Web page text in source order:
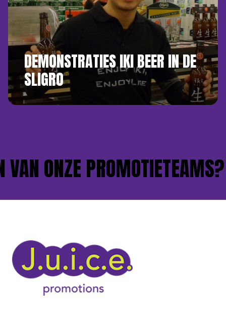
DEMONSTRATIES IKI BEER IN DE
SLIGRO
ONZE PROMOTIETEAMS?